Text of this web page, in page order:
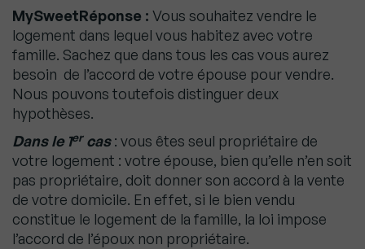
MySweetRéponse : Vous souhaitez vendre le
logement dans lequel vous habitez avec votre
famille. Sachez que dans tous les cas vous aurez
besoin de l’accord de votre épouse pour vendre.
Nous pouvons toutefois distinguer deux
hypothèses.
Dans le 1ercas: vous êtes seul propriétaire de
votre logement : votre épouse, bien qu’elle n’en soit
pas propriétaire, doit donner son accord à la vente
de votre domicile. En effet, si le bien vendu
constitue le logement de la famille, la loi impose
l’accord de l’époux non propriétaire.